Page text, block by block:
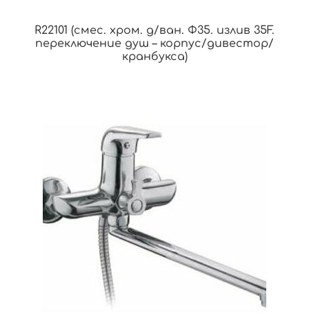
R22101 (смес. хром. д/ван. Ф35. излив 35F.
переключение душ – корпус/дивестор/
кранбукса)